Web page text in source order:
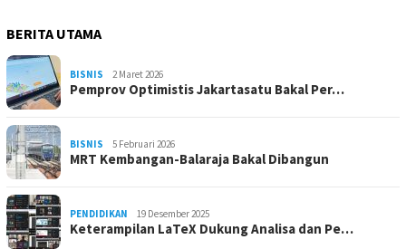
BERITA UTAMA
BISNIS 2 Maret 2026
Pemprov Optimistis Jakartasatu Bakal Per…
BISNIS 5 Februari 2026
MRT Kembangan-Balaraja Bakal Dibangun
PENDIDIKAN 19 Desember 2025
Keterampilan LaTeX Dukung Analisa dan Pe…